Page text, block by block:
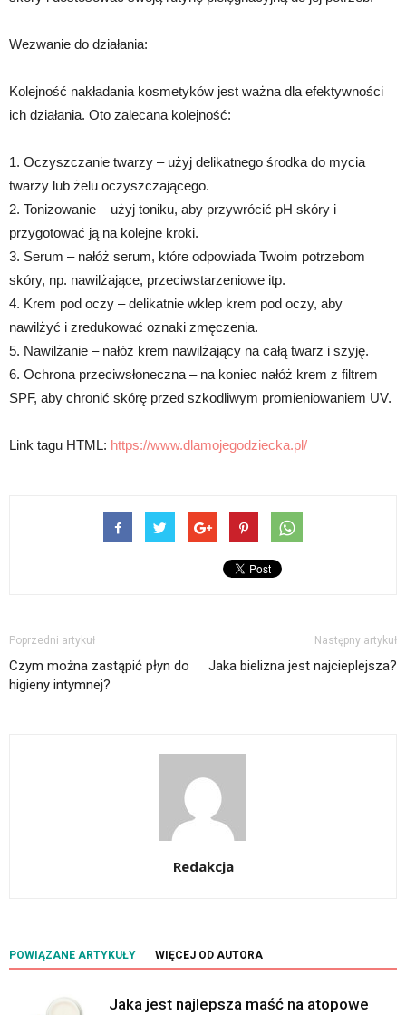
Wezwanie do działania:
Kolejność nakładania kosmetyków jest ważna dla efektywności
ich działania. Oto zalecana kolejność:
1. Oczyszczanie twarzy – użyj delikatnego środka do mycia
twarzy lub żelu oczyszczającego.
2. Tonizowanie – użyj toniku, aby przywrócić pH skóry i
przygotować ją na kolejne kroki.
3. Serum – nałóż serum, które odpowiada Twoim potrzebom
skóry, np. nawilżające, przeciwstarzeniowe itp.
4. Krem pod oczy – delikatnie wklep krem pod oczy, aby
nawilżyć i zredukować oznaki zmęczenia.
5. Nawilżanie – nałóż krem nawilżający na całą twarz i szyję.
6. Ochrona przeciwsłoneczna – na koniec nałóż krem z filtrem
SPF, aby chronić skórę przed szkodliwym promieniowaniem UV.
Link tagu HTML: https://www.dlamojegodziecka.pl/
Poprzedni artykuł
Czym można zastąpić płyn do
higieny intymnej?
Następny artykuł
Jaka bielizna jest najcieplejsza?
Redakcja
POWIĄZANE ARTYKUŁY WIĘCEJ OD AUTORA
Jaka jest najlepsza maść na atopowe